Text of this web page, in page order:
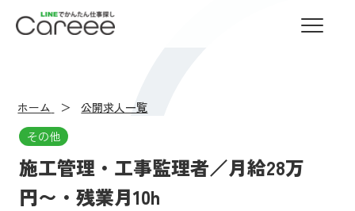
LINEでかんたん仕事探し Careee
ホーム
公開求人一覧
その他
施工管理・工事監理者／月給28万
円〜・残業月10h